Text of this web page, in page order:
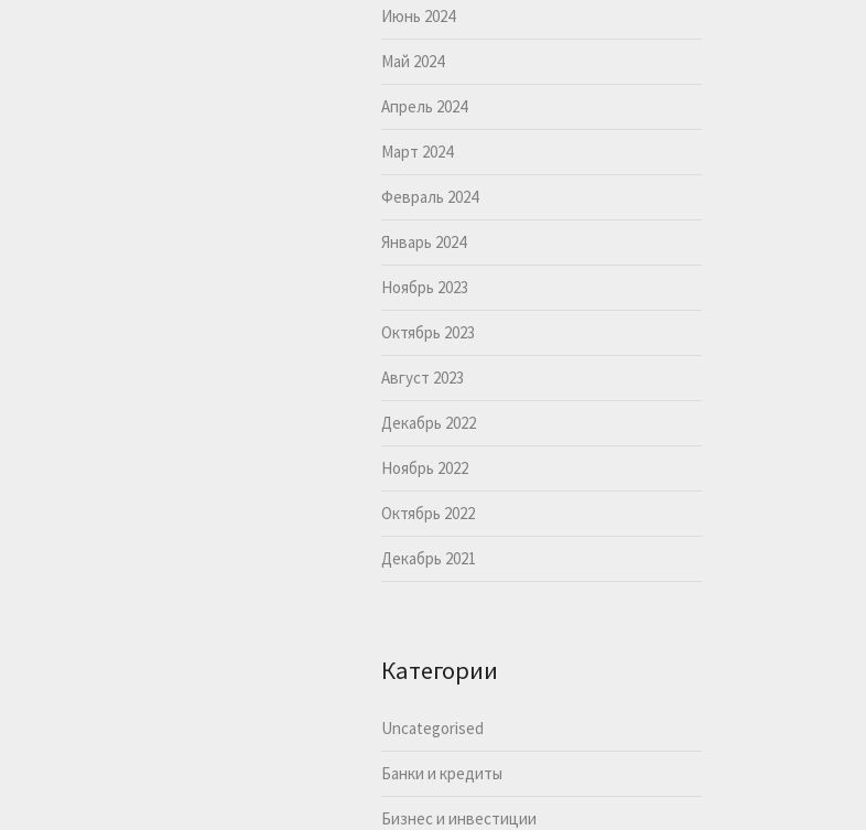
Июнь 2024
Май 2024
Апрель 2024
Март 2024
Февраль 2024
Январь 2024
Ноябрь 2023
Октябрь 2023
Август 2023
Декабрь 2022
Ноябрь 2022
Октябрь 2022
Декабрь 2021
Категории
Uncategorised
Банки и кредиты
Бизнес и инвестиции